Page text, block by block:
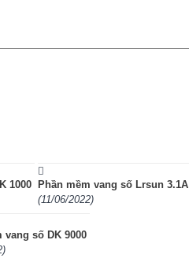
1000
Phần mềm vang số Lrsun 3.1A
(11/06/2022)
vang số DK 9000